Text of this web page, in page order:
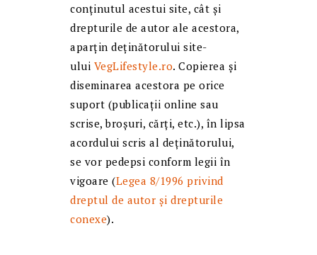
conținutul acestui site, cât și
drepturile de autor ale acestora,
aparțin deținătorului site-
ului VegLifestyle.ro. Copierea și
diseminarea acestora pe orice
suport (publicații online sau
scrise, broșuri, cărți, etc.), în lipsa
acordului scris al deținătorului,
se vor pedepsi conform legii în
vigoare (Legea 8/1996 privind
dreptul de autor și drepturile
conexe).